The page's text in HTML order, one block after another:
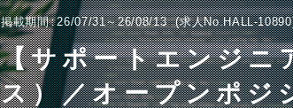
掲載期間 26/07/31～26/08/13 求人No.HALL-10890
【サポートエンジニ
ス）／オープンポジ